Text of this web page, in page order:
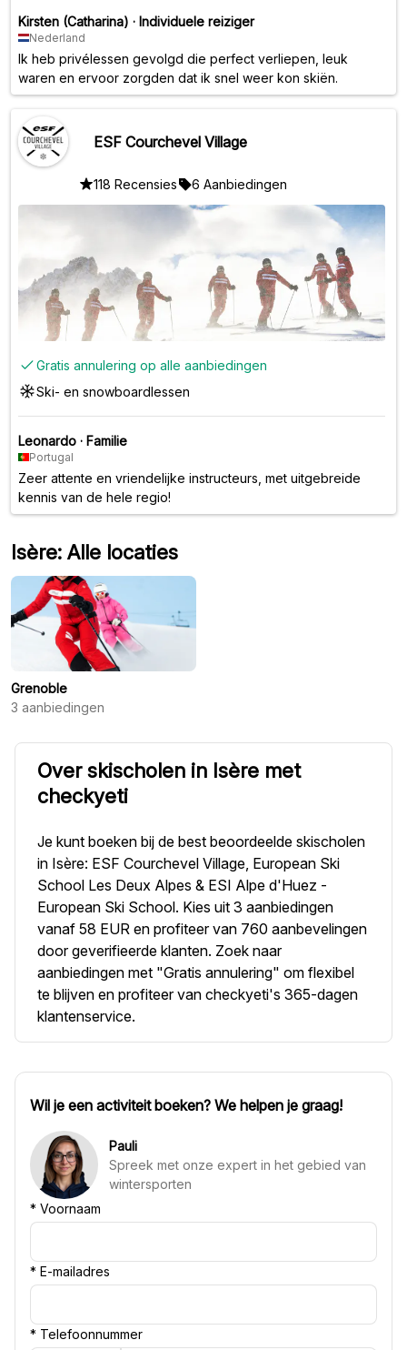
Kirsten (Catharina) · Individuele reiziger
Nederland
Ik heb privélessen gevolgd die perfect verliepen, leuk
waren en ervoor zorgden dat ik snel weer kon skiën.
ESF Courchevel Village
118 Recensies 6 Aanbiedingen
Gratis annulering op alle aanbiedingen
Ski- en snowboardlessen
Leonardo · Familie
Portugal
Zeer attente en vriendelijke instructeurs, met uitgebreide
kennis van de hele regio!
Isère: Alle locaties
Grenoble
3 aanbiedingen
Over skischolen in Isère met
checkyeti
Je kunt boeken bij de best beoordeelde skischolen
in Isère: ESF Courchevel Village, European Ski
School Les Deux Alpes & ESI Alpe d'Huez -
European Ski School. Kies uit 3 aanbiedingen
vanaf 58 EUR en profiteer van 760 aanbevelingen
door geverifieerde klanten. Zoek naar
aanbiedingen met "Gratis annulering" om flexibel
te blijven en profiteer van checkyeti's 365-dagen
klantenservice.
Wil je een activiteit boeken? We helpen je graag!
Pauli
Spreek met onze expert in het gebied van
wintersporten
* Voornaam
* E-mailadres
* Telefoonnummer